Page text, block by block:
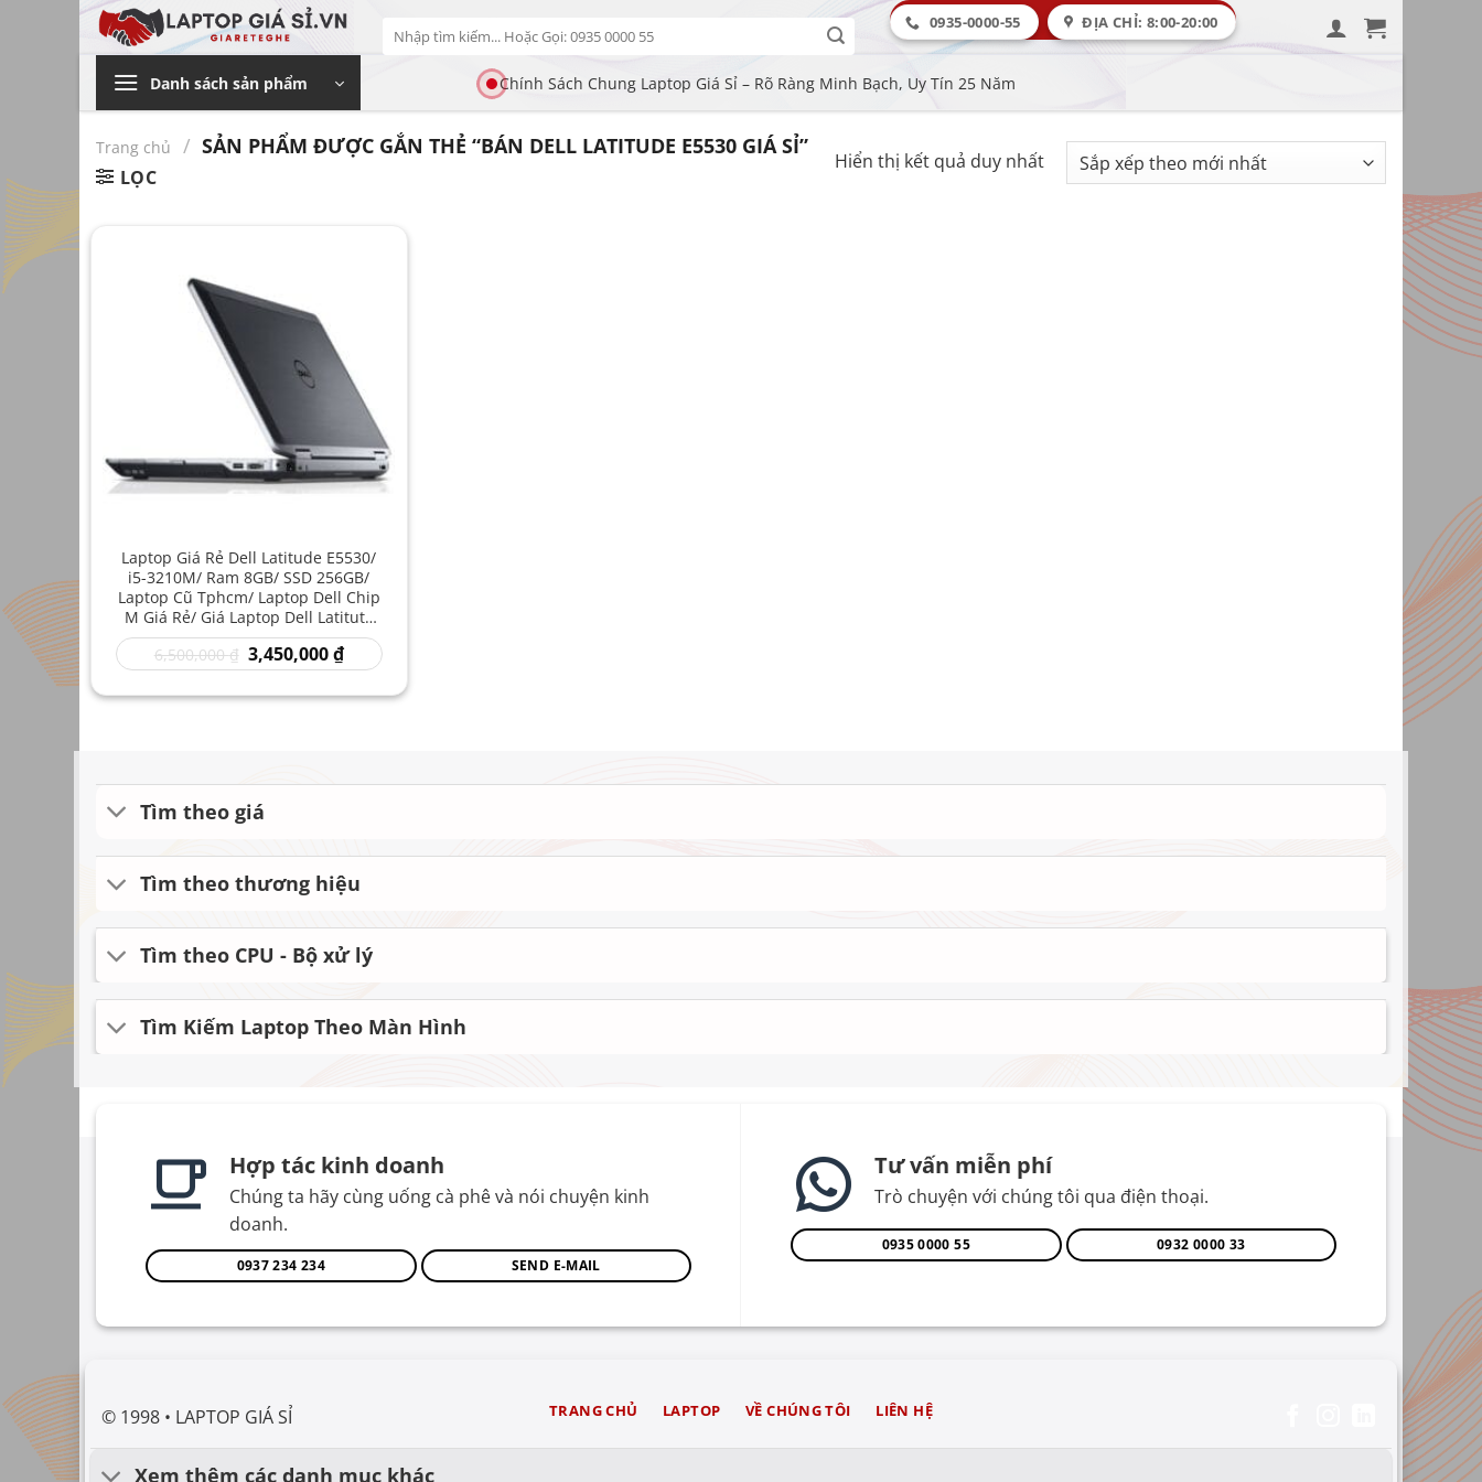
Bỏ
qua
dung
Tìm
kiếm:
0935-0000-55 ĐỊA CHỈ: 8:00-20:00
Danh sách sản phẩm Chính Sách Chung Laptop Giá Sỉ – Rõ Ràng Minh Bạch, Uy Tín 25 Năm
Trang chủ / SẢN PHẨM ĐƯỢC GẮN THẺ “BÁN DELL LATITUDE E5530 GIÁ SỈ”
LỌC
Hiển thị kết quả duy nhất
Laptop Giá Rẻ Dell Latitude E5530/
i5-3210M/ Ram 8GB/ SSD 256GB/
Laptop Cũ Tphcm/ Laptop Dell Chip
M Giá Rẻ/ Giá Laptop Dell Latitute
Core i5
6,500,000₫ Giá
gốc
6,500,000 ₫.
3,450,000₫Giá
hiện
là:
Tìm theo giá
Tìm theo thương hiệu
Tìm theo CPU - Bộ xử lý
Tìm Kiếm Laptop Theo Màn Hình
Hợp tác kinh doanh
Chúng ta hãy cùng uống cà phê và nói chuyện kinh
doanh.
0937 234 234 SEND E-MAIL
Tư vấn miễn phí
Trò chuyện với chúng tôi qua điện thoại.
0935 0000 55 0932 0000 33
© 1998 • LAPTOP GIÁ SỈ TRANG CHỦ LAPTOP VỀ CHÚNG TÔI LIÊN HỆ
Xem thêm các danh mục khác